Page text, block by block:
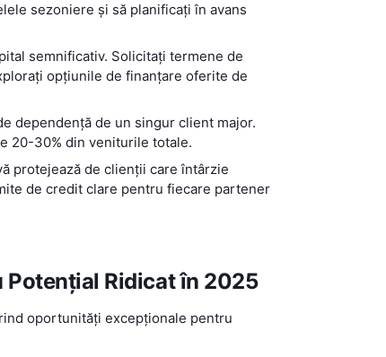
sezoniere și să planificați în avans
semnificativ. Solicitați termene de
opțiunile de finanțare oferite de
dependență de un singur client major.
20-30% din veniturile totale.
protejează de clienții care întârzie
de credit clare pentru fiecare partener
Ridicat în 2025
oportunități excepționale pentru